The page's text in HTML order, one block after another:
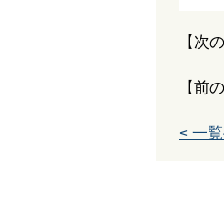
【次
【前
< 一